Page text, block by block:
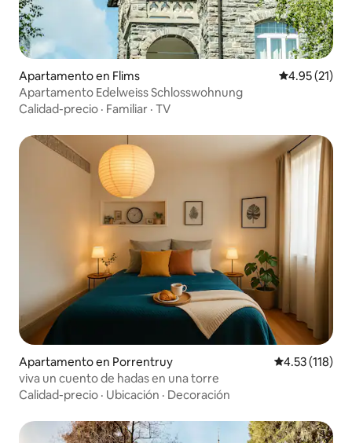
Apartamento en Flims Calificación
4.95 (21)
Apartamento Edelweiss Schlosswohnung
Calidad-precio · Familiar · TV
Apartamento en Porrentruy Calificación
4.53 (118)
viva un cuento de hadas en una torre
Calidad-precio · Ubicación · Decoración